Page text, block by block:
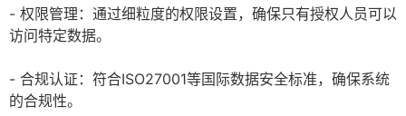
- 权限管理：通过细粒度的权限设置，确保只有授权人员可以
访问特定数据。
- 合规认证：符合ISO27001等国际数据安全标准，确保系统
的合规性。